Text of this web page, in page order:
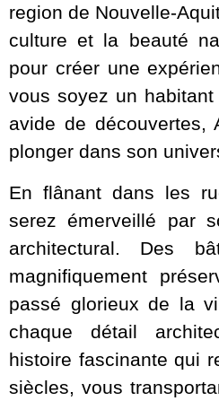
region de Nouvelle-
culture et la beauté
pour créer une
vous soyez un
avide de découvertes,
plonger dans son
En flânant dans les
serez émerveillé par
architectural. Des
magnifiquement
passé glorieux de la
chaque détail
histoire fascinante qui
siècles, vous